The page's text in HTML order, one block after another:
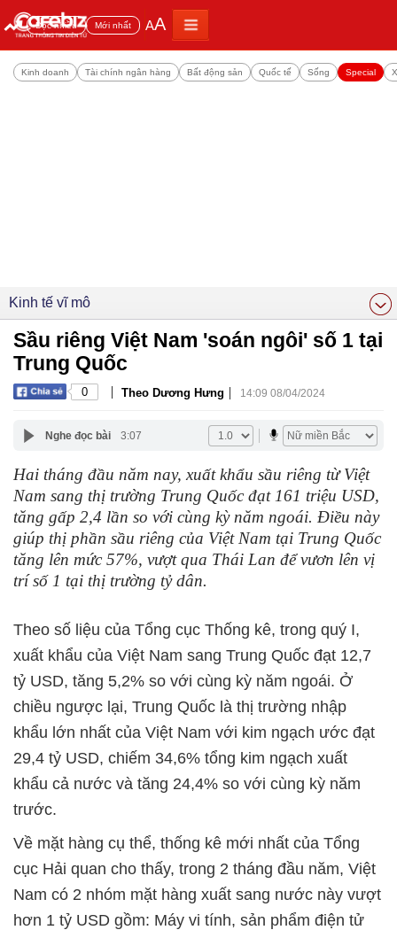
Đọc nhiều Mới nhất AA
Kinh doanh Tài chính ngân hàng Bất động sản Quốc tế Sống Special
Kinh tế vĩ mô
Sầu riêng Việt Nam 'soán ngôi' số 1 tại
Trung Quốc
0 | Theo Dương Hưng | 14:09 08/04/2024
Nghe đọc bài 3:07
Hai tháng đầu năm nay, xuất khẩu sầu riêng từ Việt
Nam sang thị trường Trung Quốc đạt 161 triệu USD,
tăng gấp 2,4 lần so với cùng kỳ năm ngoái. Điều này
giúp thị phần sầu riêng của Việt Nam tại Trung Quốc
tăng lên mức 57%, vượt qua Thái Lan để vươn lên vị
trí số 1 tại thị trường tỷ dân.
Theo số liệu của Tổng cục Thống kê, trong quý I,
xuất khẩu của Việt Nam sang Trung Quốc đạt 12,7
tỷ USD, tăng 5,2% so với cùng kỳ năm ngoái. Ở
chiều ngược lại, Trung Quốc là thị trường nhập
khẩu lớn nhất của Việt Nam với kim ngạch ước đạt
29,4 tỷ USD, chiếm 34,6% tổng kim ngạch xuất
khẩu cả nước và tăng 24,4% so với cùng kỳ năm
trước.
Về mặt hàng cụ thể, thống kê mới nhất của Tổng
cục Hải quan cho thấy, trong 2 tháng đầu năm, Việt
Nam có 2 nhóm mặt hàng xuất sang nước này vượt
hơn 1 tỷ USD gồm: Máy vi tính, sản phẩm điện tử